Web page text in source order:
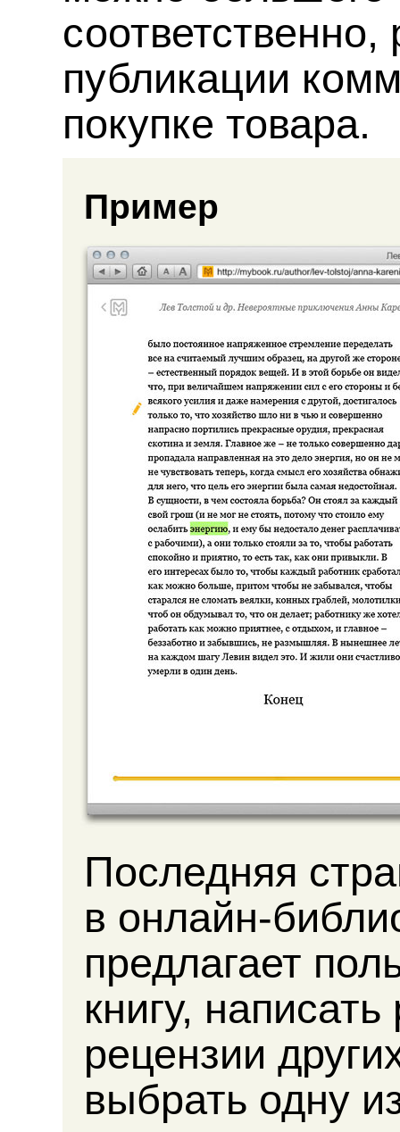
публикации
покупке товара.
Пример
Последняя
в онлайн-
предлагает
книгу,
рецензии
выбрать одну